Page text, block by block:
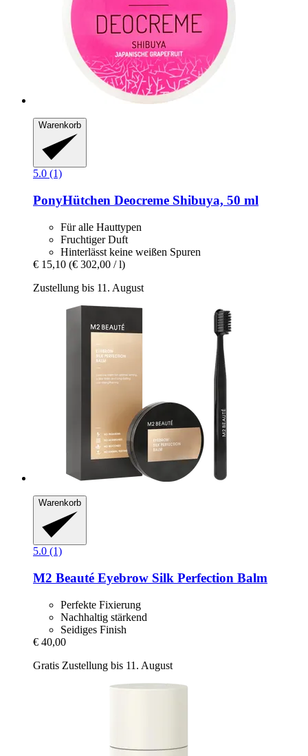
Warenkorb
5.0 (1)
PonyHütchen Deocreme Shibuya, 50 ml
Für alle Hauttypen
Fruchtiger Duft
Hinterlässt keine weißen Spuren
€ 15,10 (€ 302,00 / l)
Zustellung bis 11. August
Warenkorb
5.0 (1)
M2 Beauté Eyebrow Silk Perfection Balm
Perfekte Fixierung
Nachhaltig stärkend
Seidiges Finish
€ 40,00
Gratis Zustellung bis 11. August